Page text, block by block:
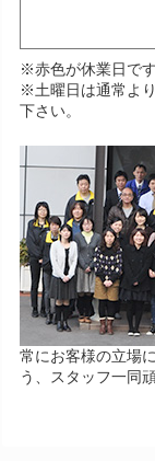
※赤色が休業日です
※土曜日は通常よ
下さい。
常にお客様の立場
う、スタッフ一同